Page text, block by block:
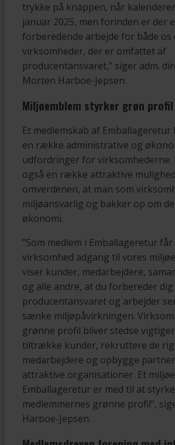
trykke på knappen, når
januar 2025, men forinden er der
forberedende arbejde for både os
virksomheder, der er omfattet af
producentansvaret,” siger adm.
Morten Harboe-Jepsen.
Miljøemblem styrker grøn profil
Et medlemskab af
en række administrative og
udfordringer for virksomhederne.
også en række attraktive
omverdenen, at man som
miljøansvarlig og bakker op om
økonomi.
”Som medlem i Emballageretur får
virksomhed adgang til vores
viser kunder, medarbejdere,
og alle andre, at du forbereder dig
producentansvaret og arbejder
sænke miljøpåvirkningen.
grønne profil bliver stedse
tiltrække kunder, rekruttere de
medarbejdere og opbygge
attraktive organisationer. Et
Emballageretur er med til at styrke
medlemmernes grønne profil”,
Harboe-Jepsen.